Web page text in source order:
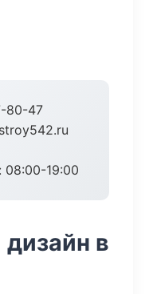
80-47
08:00-19:00
в